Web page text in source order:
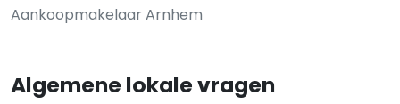
Aankoopmakelaar Arnhem
Algemene lokale vragen